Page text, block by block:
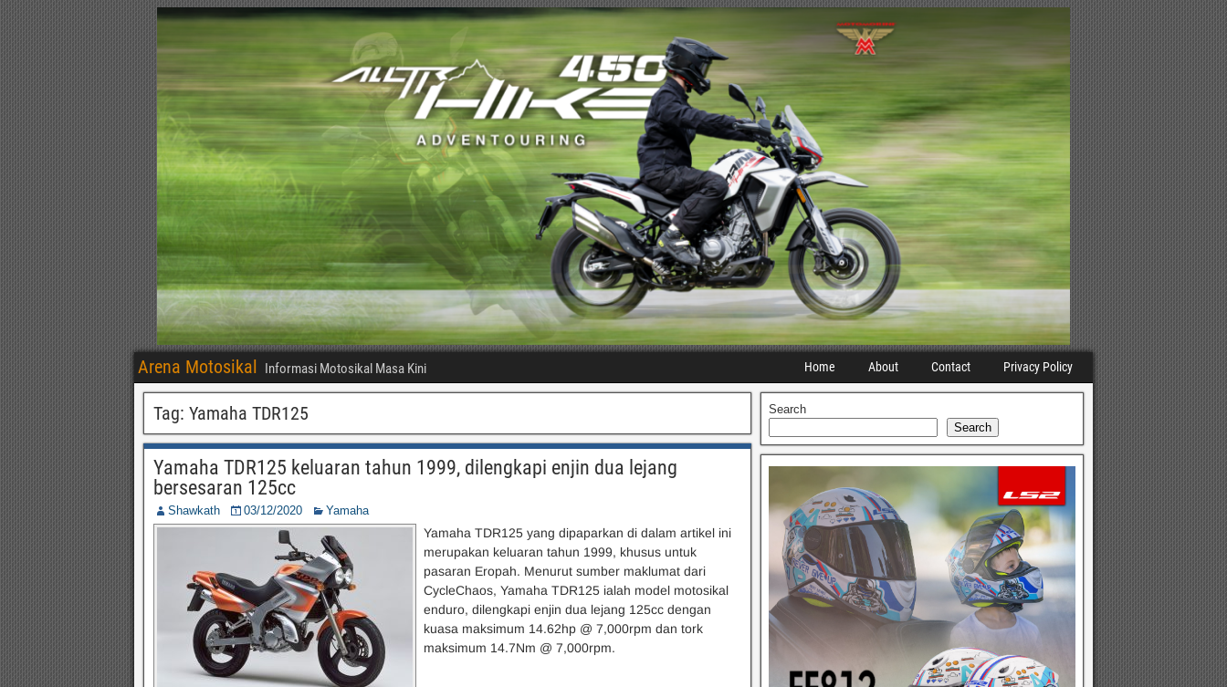
Arena Motosikal Informasi Motosikal Masa Kini Home About Contact Privacy Policy
Tag: Yamaha TDR125
Yamaha TDR125 keluaran tahun 1999, dilengkapi enjin dua lejang
bersesaran 125cc
Shawkath 03/12/2020 Yamaha
Yamaha TDR125 yang dipaparkan di dalam artikel ini
merupakan keluaran tahun 1999, khusus untuk
pasaran Eropah. Menurut sumber maklumat dari
CycleChaos, Yamaha TDR125 ialah model motosikal
enduro, dilengkapi enjin dua lejang 125cc dengan
kuasa maksimum 14.62hp @ 7,000rpm dan tork
maksimum 14.7Nm @ 7,000rpm.
Search
Search